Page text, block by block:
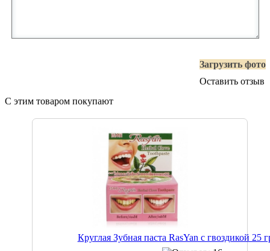
Загрузить фото
Оставить отзыв
С этим товаром покупают
Круглая Зубная паста RasYan с гвоздикой 25